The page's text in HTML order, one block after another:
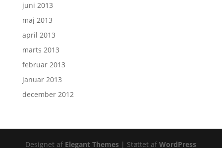
juni 2013
maj 2013
april 2013
marts 2013
februar 2013
januar 2013
december 2012
Designet af Elegant Themes | Støttet afWordPress